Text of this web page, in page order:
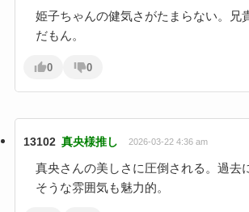
姫子ちゃんの健気さがたまらない。兄
だもん。
0 0
13102 真央様推し 2026-03-22 4:36 am
真央さんの美しさに圧倒される。過去
そうな雰囲気も魅力的。